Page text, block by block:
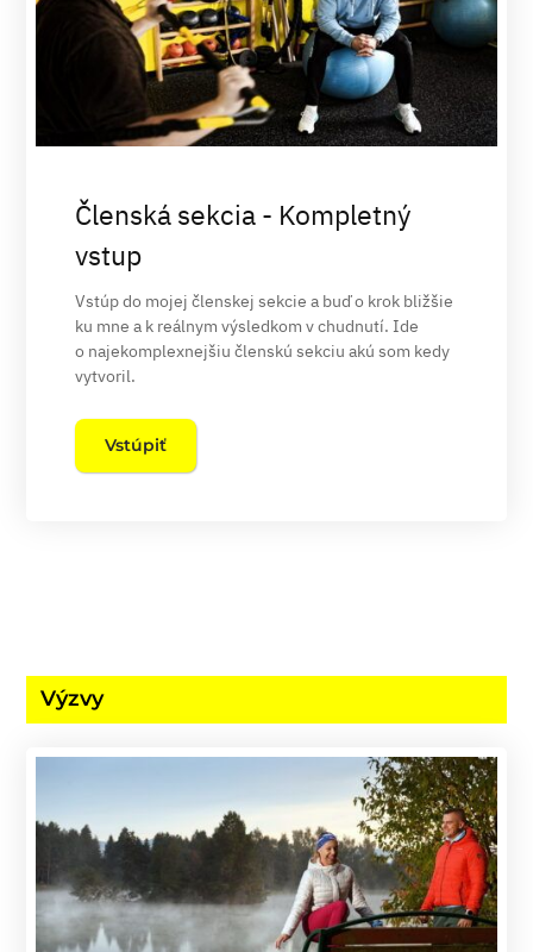
Členská sekcia - Kompletný
vstup
Vstúp do mojej členskej sekcie a buď o krok bližšie
ku mne a k reálnym výsledkom v chudnutí. Ide
o najekomplexnejšiu členskú sekciu akú som kedy
vytvoril.
Vstúpiť
Výzvy